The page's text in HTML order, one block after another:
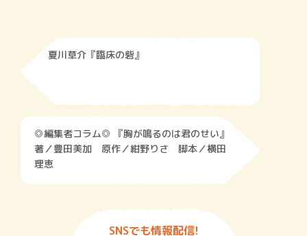
夏川草介『臨床の砦』
◎編集者コラム◎ 『胸が鳴るのは君のせい』
著／豊田美加 原作／紺野りさ 脚本／横田
理恵
SNSでも情報配信!